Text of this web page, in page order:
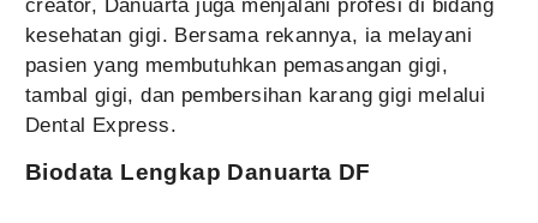
creator, Danuarta juga menjalani profesi di bidang
kesehatan gigi. Bersama rekannya, ia melayani
pasien yang membutuhkan pemasangan gigi,
tambal gigi, dan pembersihan karang gigi melalui
Dental Express.
Biodata Lengkap Danuarta DF